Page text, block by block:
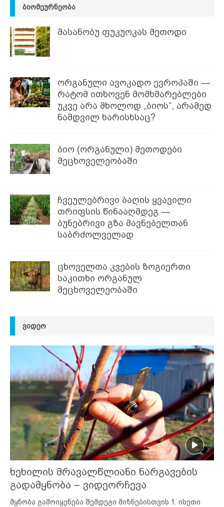
ᲑᲘᲝᲛᲔᲣᲠᲜᲔᲝᲑᲐ
მასანობუ ფუკუოკას მეთოდი
ორგანული ავოკადო ევროპაში —
რატომ ითხოვენ მომხმარებლები
უკვე არა მხოლოდ „ბიოს“, არამედ
ნამდვილ ხარისხსაც?
ბიო (ორგანული) მეთოდები
მეცხოველეობაში
ჩვეულებრივი ბაღის ყვავილი
თრიფსის წინააღმდეგ —
ბუნებრივი გზა მავნებელთან
საბრძოლველად
ცხოველთა კვების ზოგიერთი
საკითხი ორგანულ
მეცხოველეობაში
ᲕᲘᲓᲔᲝ
ხეხილის მრავალწლიანი ნარგავების
გადამყნობა – ვიდეორჩევა
მყნობა გამოიყენება შემდეგი მიზნებისთვის 1. ისეთი